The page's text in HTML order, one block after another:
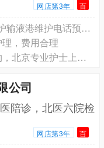
网店第3年 百
北京市通州区专业护士上门PICC维护输液港维护电话预约，北京市大兴区专业护士上门PICC维护输液港维护电话预约
，费用合理
北京专业护士上门换药拆线电话预约，北京专业护士上门PICC维护电话预约，北京专业护士上门输液港维护电话预
公司
陪诊，北医六院检
网店第3年 百